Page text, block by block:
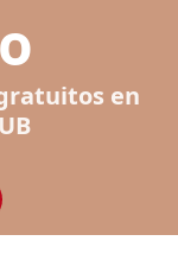
en